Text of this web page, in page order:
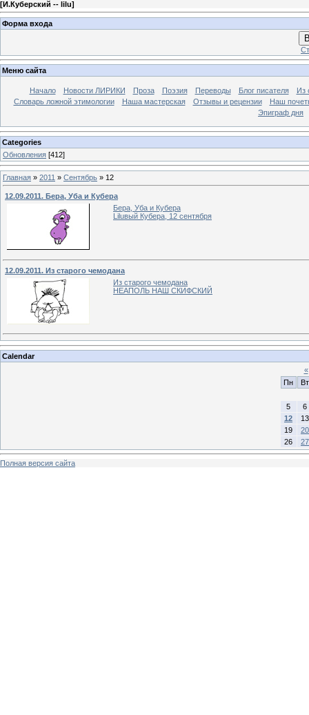
[И.Куберский -- lilu]
Форма входа
Меню сайта
Начало Новости ЛИРИКИ Проза Поэзия Переводы Блог писателя
Из
Словарь ложной этимологии
Наша мастерская Отзывы и рецензии
Наш
Эпиграф дня
Categories
Обновления [412]
Главная » 2011 » Сентябрь » 12
12.09.2011. Бера, Уба и Кубера
Бера, Уба и Кубера
Liluвый Кубера, 12 сентября
12.09.2011. Из старого чемодана
Из старого чемодана
НЕАПОЛЬ НАШ СКИФСКИЙ
Calendar
«
Пн
Вт
5
6
12
13
19
20
26
27
Полная версия сайта